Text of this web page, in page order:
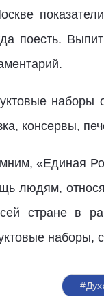
поесть.
наборы
консервы,
«Единая
людям,
стране в
наборы,